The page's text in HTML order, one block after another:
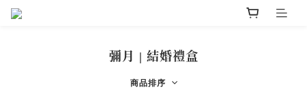
彌月 | 結婚禮盒
商品排序